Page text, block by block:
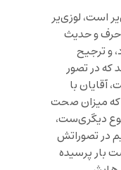
است، لوزی‌یر
حرف و حدیث
و ترجیح
که در تصور
آقایان با
که میزان صحت
دیگری‌ست،
در تصوراتش
بار پرسیده